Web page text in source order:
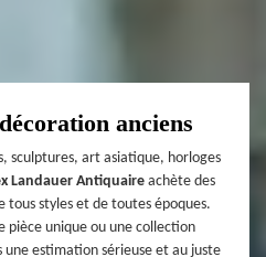
anciens
sculptures, art asiatique, horloges
Landauer Antiquaire achète des
tous styles et de toutes époques.
pièce unique ou une collection
une estimation sérieuse et au juste